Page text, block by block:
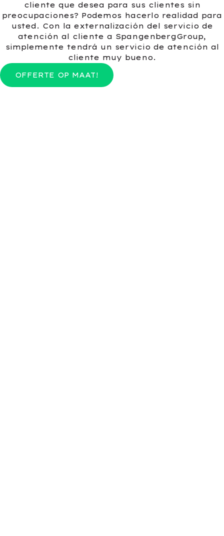
cliente que desea para sus clientes sin
preocupaciones? Podemos hacerlo realidad para
usted. Con la externalización del servicio de
atención al cliente a SpangenbergGroup,
simplemente tendrá un servicio de atención al
cliente muy bueno.
OFFERTE OP MAAT!